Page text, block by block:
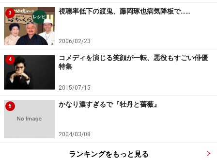
3 視聴率低下の渡鬼、藤岡琢也病気降板で……
2006/02/23
4
コメディを演じる笑顔が一転、悪役もすごい俳優
特集
2015/07/15
5 かなり濃すぎるで『牡丹と薔薇』
2004/03/08
ランキングをもっと見る